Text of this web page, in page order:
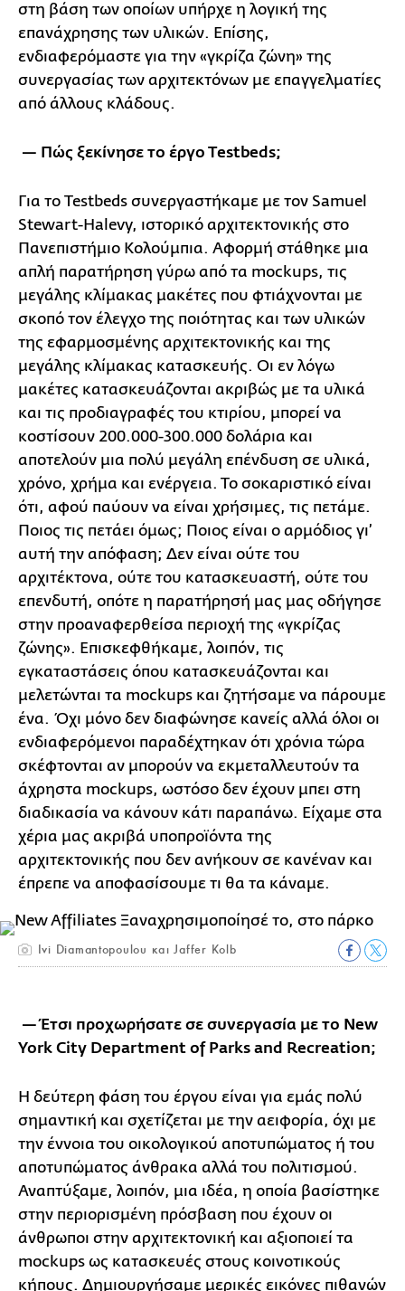
στη βάση των οποίων υπήρχε η λογική της
επανάχρησης των υλικών. Επίσης,
ενδιαφερόμαστε για την «γκρίζα ζώνη» της
συνεργασίας των αρχιτεκτόνων με επαγγελματίες
από άλλους κλάδους.
— Πώς ξεκίνησε το έργο Τestbeds;
Για το Testbeds συνεργαστήκαμε με τον Samuel
Stewart-Halevy, ιστορικό αρχιτεκτονικής στο
Πανεπιστήμιο Κολούμπια. Αφορμή στάθηκε μια
απλή παρατήρηση γύρω από τα mockups, τις
μεγάλης κλίμακας μακέτες που φτιάχνονται με
σκοπό τον έλεγχο της ποιότητας και των υλικών
της εφαρμοσμένης αρχιτεκτονικής και της
μεγάλης κλίμακας κατασκευής. Οι εν λόγω
μακέτες κατασκευάζονται ακριβώς με τα υλικά
και τις προδιαγραφές του κτιρίου, μπορεί να
κοστίσουν 200.000-300.000 δολάρια και
αποτελούν μια πολύ μεγάλη επένδυση σε υλικά,
χρόνο, χρήμα και ενέργεια. Το σοκαριστικό είναι
ότι, αφού παύουν να είναι χρήσιμες, τις πετάμε.
Ποιος τις πετάει όμως; Ποιος είναι ο αρμόδιος γι’
αυτή την απόφαση; Δεν είναι ούτε του
αρχιτέκτονα, ούτε του κατασκευαστή, ούτε του
επενδυτή, οπότε η παρατήρησή μας μας οδήγησε
στην προαναφερθείσα περιοχή της «γκρίζας
ζώνης». Επισκεφθήκαμε, λοιπόν, τις
εγκαταστάσεις όπου κατασκευάζονται και
μελετώνται τα mockups και ζητήσαμε να πάρουμε
ένα. Όχι μόνο δεν διαφώνησε κανείς αλλά όλοι οι
ενδιαφερόμενοι παραδέχτηκαν ότι χρόνια τώρα
σκέφτονται αν μπορούν να εκμεταλλευτούν τα
άχρηστα mockups, ωστόσο δεν έχουν μπει στη
διαδικασία να κάνουν κάτι παραπάνω. Είχαμε στα
χέρια μας ακριβά υποπροϊόντα της
αρχιτεκτονικής που δεν ανήκουν σε κανέναν και
έπρεπε να αποφασίσουμε τι θα τα κάναμε.
Ivi Diamantopoulou και Jaffer Kolb
— Έτσι προχωρήσατε σε συνεργασία με το New
York City Department of Parks and Recreation;
Η δεύτερη φάση του έργου είναι για εμάς πολύ
σημαντική και σχετίζεται με την αειφορία, όχι με
την έννοια του οικολογικού αποτυπώματος ή του
αποτυπώματος άνθρακα αλλά του πολιτισμού.
Αναπτύξαμε, λοιπόν, μια ιδέα, η οποία βασίστηκε
στην περιορισμένη πρόσβαση που έχουν οι
άνθρωποι στην αρχιτεκτονική και αξιοποιεί τα
mockups ως κατασκευές στους κοινοτικούς
κήπους. Δημιουργήσαμε μερικές εικόνες πιθανών